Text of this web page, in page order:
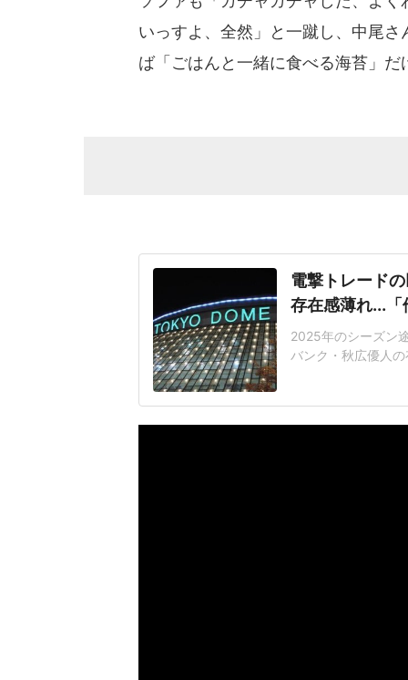
いっすよ、全然」と一蹴し、中尾
ば「ごはんと一緒に食べる海苔」
電撃トレード
存在感薄れ...
2025年のシーズン
バンク・秋広優人